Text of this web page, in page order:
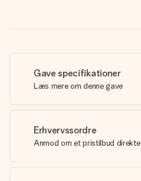
Gave specifikationer
Læs mere om denne gave
Erhvervssordre
Anmod om et pristilbud direkte